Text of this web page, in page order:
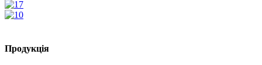
Продукція